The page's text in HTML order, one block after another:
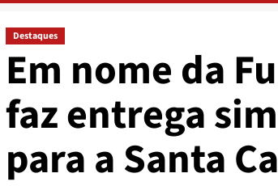
Destaques
Em nome da
faz entrega
para a Santa